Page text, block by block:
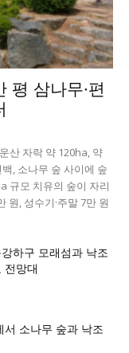
평 삼나무·편
산 자락 약 120ha, 약
, 소나무 숲 사이에 숲
규모 치유의 숲이 자리
원, 성수기·주말 7만 원
하구 모래섬과 낙조
전망대
서 소나무 숲과 낙조